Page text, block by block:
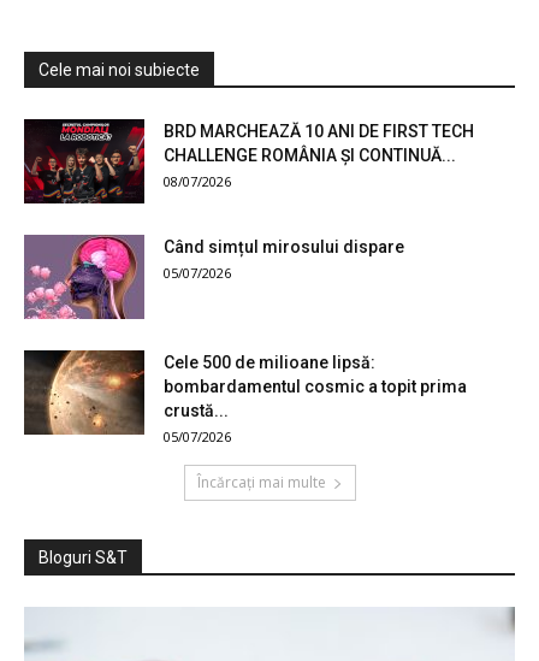
Cele mai noi subiecte
BRD MARCHEAZĂ 10 ANI DE FIRST TECH
CHALLENGE ROMÂNIA ȘI CONTINUĂ...
08/07/2026
Când simțul mirosului dispare
05/07/2026
Cele 500 de milioane lipsă:
bombardamentul cosmic a topit prima
crustă...
05/07/2026
Încărcați mai multe
Bloguri S&T